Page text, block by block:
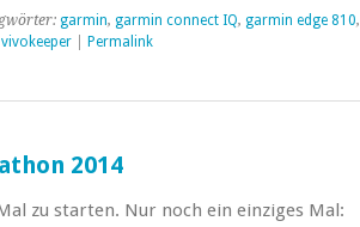
garmin, garmin connect IQ, garmin edge 810,
vivokeeper| Permalink
2014
zu starten. Nur noch ein einziges Mal: